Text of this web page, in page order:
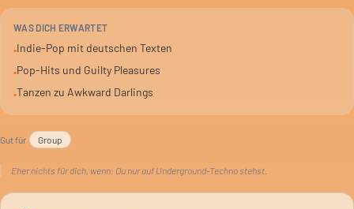
TikTok Moves.
Ein Abend, um ungehemmt zu tanzen und mit Freunden eine
WAS DICH ERWARTET
•Indie-Pop mit deutschen Texten
•Pop-Hits und Guilty Pleasures
•Tanzen zu Awkward Darlings
Gut für Group
Eher nichts für dich, wenn: Du nur auf Underground-Techno stehst.